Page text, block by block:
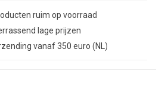
ruim op voorraad
lage prijzen
vanaf 350 euro (NL)